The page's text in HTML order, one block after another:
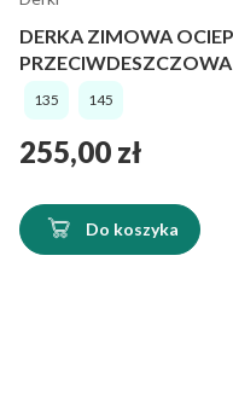
DERKA ZIMOWA
135 145
Cena
255,00 zł
Do koszyka